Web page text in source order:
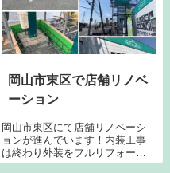
岡山市東区で店舗リノベ
ーション
岡山市東区にて店舗リノベーシ
ョンが進んでいます！内装工事
は終わり外装をフルリフォーム
中です。外壁塗装からサイン看